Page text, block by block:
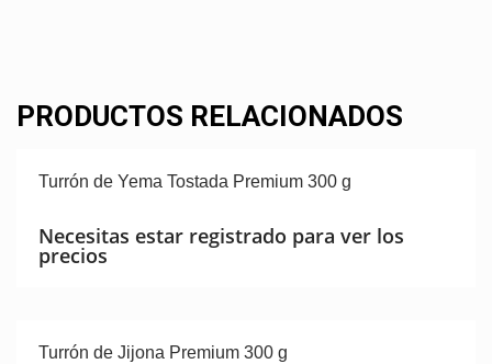
PRODUCTOS RELACIONADOS
Turrón de Yema Tostada Premium 300 g
Necesitas estar registrado para ver los
precios
Turrón de Jijona Premium 300 g